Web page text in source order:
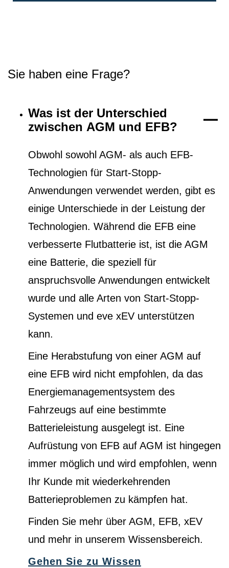
Sie haben eine Frage?
Was ist der Unterschied
zwischen AGM und EFB?
Obwohl sowohl AGM- als auch EFB-
Technologien für Start-Stopp-
Anwendungen verwendet werden, gibt es
einige Unterschiede in der Leistung der
Technologien. Während die EFB eine
verbesserte Flutbatterie ist, ist die AGM
eine Batterie, die speziell für
anspruchsvolle Anwendungen entwickelt
wurde und alle Arten von Start-Stopp-
Systemen und eve xEV unterstützen
kann.
Eine Herabstufung von einer AGM auf
eine EFB wird nicht empfohlen, da das
Energiemanagementsystem des
Fahrzeugs auf eine bestimmte
Batterieleistung ausgelegt ist. Eine
Aufrüstung von EFB auf AGM ist hingegen
immer möglich und wird empfohlen, wenn
Ihr Kunde mit wiederkehrenden
Batterieproblemen zu kämpfen hat.
Finden Sie mehr über AGM, EFB, xEV
und mehr in unserem Wissensbereich.
Gehen Sie zu Wissen